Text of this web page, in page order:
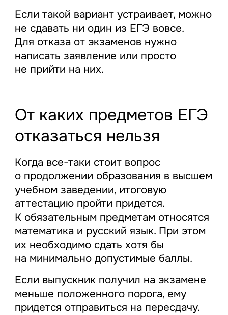
Если такой вариант устраивает, можно
не сдавать ни один из ЕГЭ вовсе.
Для отказа от экзаменов нужно
написать заявление или просто
не прийти на них.
От каких предметов ЕГЭ
отказаться нельзя
Когда все-таки стоит вопрос
о продолжении образования в высшем
учебном заведении, итоговую
аттестацию пройти придется.
К обязательным предметам относятся
математика и русский язык. При этом
их необходимо сдать хотя бы
на минимально допустимые баллы.
Если выпускник получил на экзамене
меньше положенного порога, ему
придется отправиться на пересдачу.